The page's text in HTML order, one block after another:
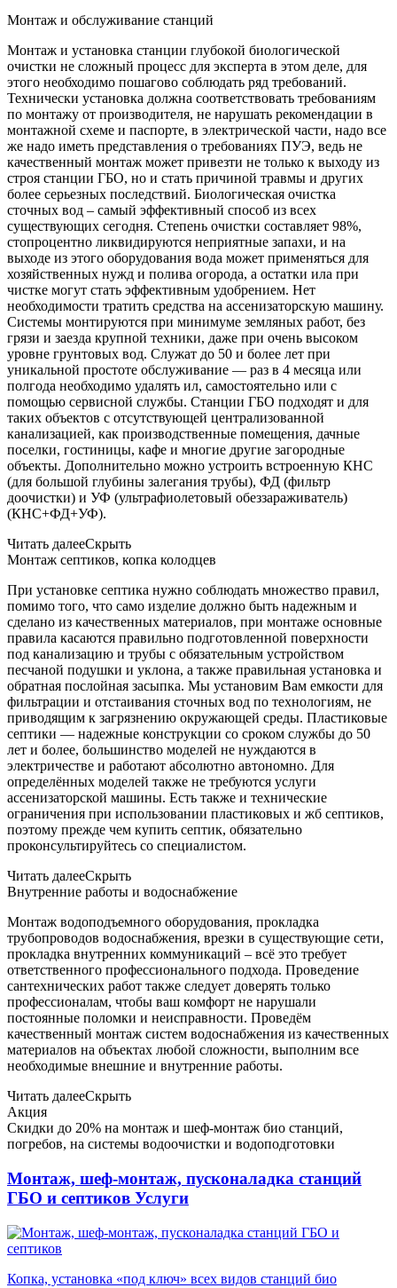
Монтаж и обслуживание станций
Монтаж и установка станции глубокой биологической
очистки не сложный процесс для эксперта в этом деле, для
этого необходимо пошагово соблюдать ряд требований.
Технически установка должна соответствовать требованиям
по монтажу от производителя, не нарушать рекомендации в
монтажной схеме и паспорте, в электрической части, надо все
же надо иметь представления о требованиях ПУЭ, ведь не
качественный монтаж может привезти не только к выходу из
строя станции ГБО, но и стать причиной травмы и других
более серьезных последствий. Биологическая очистка
сточных вод – самый эффективный способ из всех
существующих сегодня. Степень очистки составляет 98%,
стопроцентно ликвидируются неприятные запахи, и на
выходе из этого оборудования вода может применяться для
хозяйственных нужд и полива огорода, а остатки ила при
чистке могут стать эффективным удобрением. Нет
необходимости тратить средства на ассенизаторскую машину.
Системы монтируются при минимуме земляных работ, без
грязи и заезда крупной техники, даже при очень высоком
уровне грунтовых вод. Служат до 50 и более лет при
уникальной простоте обслуживание — раз в 4 месяца или
полгода необходимо удалять ил, самостоятельно или с
помощью сервисной службы. Станции ГБО подходят и для
таких объектов с отсутствующей централизованной
канализацией, как производственные помещения, дачные
поселки, гостиницы, кафе и многие другие загородные
объекты. Дополнительно можно устроить встроенную КНС
(для большой глубины залегания трубы), ФД (фильтр
доочистки) и УФ (ультрафиолетовый обеззараживатель)
(КНС+ФД+УФ).
Читать далееСкрыть
Монтаж септиков, копка колодцев
При установке септика нужно соблюдать множество правил,
помимо того, что само изделие должно быть надежным и
сделано из качественных материалов, при монтаже основные
правила касаются правильно подготовленной поверхности
под канализацию и трубы с обязательным устройством
песчаной подушки и уклона, а также правильная установка и
обратная послойная засыпка. Мы установим Вам емкости для
фильтрации и отстаивания сточных вод по технологиям, не
приводящим к загрязнению окружающей среды. Пластиковые
септики — надежные конструкции со сроком службы до 50
лет и более, большинство моделей не нуждаются в
электричестве и работают абсолютно автономно. Для
определённых моделей также не требуются услуги
ассенизаторской машины. Есть также и технические
ограничения при использовании пластиковых и жб септиков,
поэтому прежде чем купить септик, обязательно
проконсультируйтесь со специалистом.
Читать далееСкрыть
Внутренние работы и водоснабжение
Монтаж водоподъемного оборудования, прокладка
трубопроводов водоснабжения, врезки в существующие сети,
прокладка внутренних коммуникаций – всё это требует
ответственного профессионального подхода. Проведение
сантехнических работ также следует доверять только
профессионалам, чтобы ваш комфорт не нарушали
постоянные поломки и неисправности. Проведём
качественный монтаж систем водоснабжения из качественных
материалов на объектах любой сложности, выполним все
необходимые внешние и внутренние работы.
Читать далееСкрыть
Акция
Скидки до 20% на монтаж и шеф-монтаж био станций,
погребов, на системы водоочистки и водоподготовки
Монтаж, шеф-монтаж, пусконаладка станций
ГБО и септиков Услуги
Копка, установка «под ключ» всех видов станций био